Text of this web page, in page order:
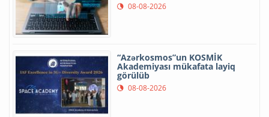
08-08-2026
“Azərkosmos”un KOSMİK
Akademiyası mükafata layiq
görülüb
08-08-2026